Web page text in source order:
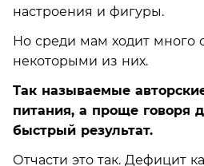
настроения и фигуры.
Но среди мам ходит много
некоторыми из них.
Так называемые
питания, а проще говоря
быстрый результат.
Отчасти это так. Дефицит